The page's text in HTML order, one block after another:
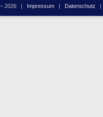
– 2026 | Impressum | Datenschutz |